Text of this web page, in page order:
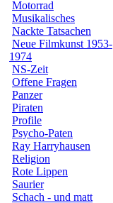
Motorrad
Musikalisches
Nackte Tatsachen
Neue Filmkunst 1953-
1974
NS-Zeit
Offene Fragen
Panzer
Piraten
Profile
Psycho-Paten
Ray Harryhausen
Religion
Rote Lippen
Saurier
Schach - und matt